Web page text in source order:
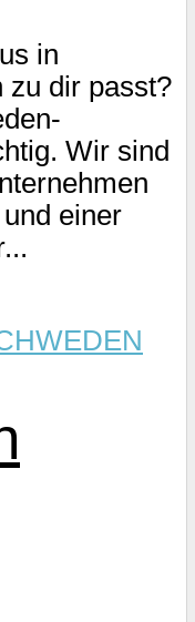
in
zu dir passt?
Wir sind
einer